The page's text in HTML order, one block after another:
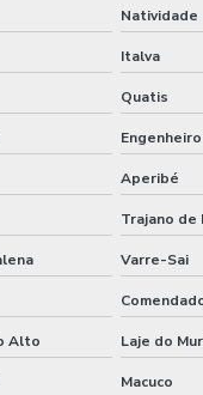
industrial
industrial
industrial
industriais
em estrutura metálica
Natividade
Italva
Quatis
Aperibé
Trajano de
Varre-Sai
Alto Laje do
Macuco